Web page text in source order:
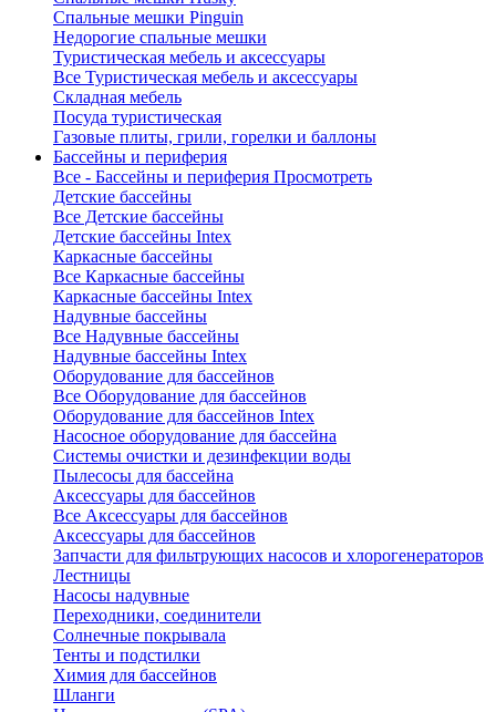
Спальные мешки Pinguin
Недорогие спальные мешки
Туристическая мебель и аксессуары
Все Туристическая мебель и аксессуары
Складная мебель
Посуда туристическая
Газовые плиты, грили, горелки и баллоны
Бассейны и периферия
Все - Бассейны и периферия Просмотреть
Детские бассейны
Все Детские бассейны
Детские бассейны Intex
Каркасные бассейны
Все Каркасные бассейны
Каркасные бассейны Intex
Надувные бассейны
Все Надувные бассейны
Надувные бассейны Intex
Оборудование для бассейнов
Все Оборудование для бассейнов
Оборудование для бассейнов Intex
Насосное оборудование для бассейна
Системы очистки и дезинфекции воды
Пылесосы для бассейна
Аксессуары для бассейнов
Все Аксессуары для бассейнов
Аксессуары для бассейнов
Запчасти для фильтрующих насосов и хлорогенераторов
Лестницы
Насосы надувные
Переходники, соединители
Солнечные покрывала
Тенты и подстилки
Химия для бассейнов
Шланги